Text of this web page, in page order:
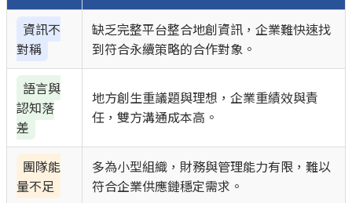
資訊不
對稱
缺乏完整平台整合地創資訊，企業難快速找
到符合永續策略的合作對象。
語言與
認知落
差
地方創生重議題與理想，企業重績效與責
任，雙方溝通成本高。
團隊能
量不足
多為小型組織，財務與管理能力有限，難以
符合企業供應鏈穩定需求。